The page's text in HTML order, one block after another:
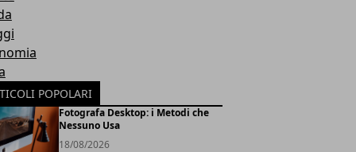
POPOLARI
Fotografa Desktop: i Metodi che
Nessuno Usa
18/08/2026